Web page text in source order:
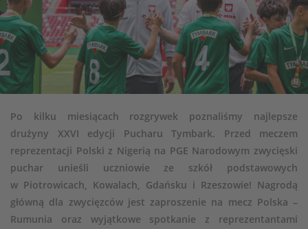
Po kilku miesiącach rozgrywek poznaliśmy najlepsze
drużyny XXVI edycji Pucharu Tymbark. Przed meczem
reprezentacji Polski z Nigerią na PGE Narodowym zwycięski
puchar unieśli uczniowie ze szkół podstawowych
w Piotrowicach, Kowalach, Gdańsku i Rzeszowie! Nagrodą
główną dla zwycięzców jest zaproszenie na mecz Polska –
Rumunia oraz wyjątkowe spotkanie z reprezentantami